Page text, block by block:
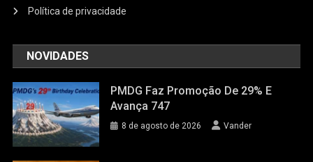
Política de privacidade
NOVIDADES
PMDG Faz Promoção De 29% E
Avança 747
8 de agosto de 2026 Vander